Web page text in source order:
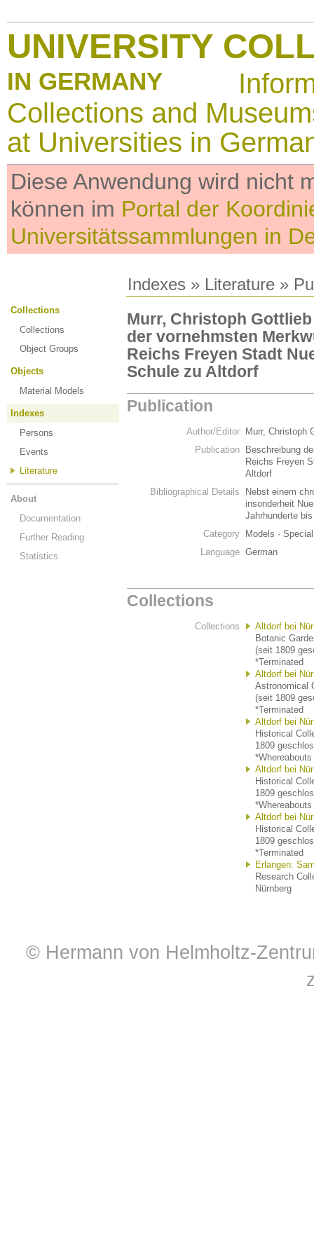
UNIVERSITY
IN GERMANY
Collections and
at Universities in
Diese Anwendung wird nicht
können im Portal der
Universitätssammlungen in
Indexes » Literature »
Collections
Collections
Object Groups
Objects
Material Models
Indexes
Persons
Events
Literature
About
Documentation
Further Reading
Statistics
Murr, Christoph
der vornehmsten
Reichs Freyen Stadt
Schule zu Altdorf
Publication
Author/Editor
Murr, Christoph
Publication
Beschreibung
Reichs Freyen
Altdorf
Bibliographical Details
Nebst einem
insonderheit
Jahrhunderte
Category
Models ·
Language German
Collections
Collections
Altdorf bei
Botanic
(seit 1809
*Terminated
Altdorf bei
Astronomical
(seit 1809
*Terminated
Altdorf bei
Historical
1809
Altdorf bei
Historical
1809
Altdorf bei
Historical
1809
*Terminated
Erlangen:
Research
Nürnberg
© Hermann von Helmholtz-